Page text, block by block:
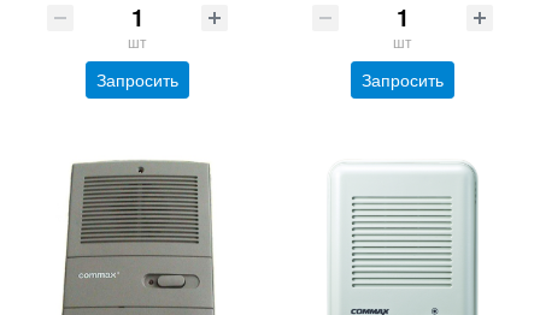
шт
Запросить
шт
Запросить